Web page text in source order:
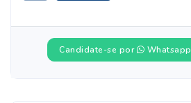
Candidate-se por Whatsapp